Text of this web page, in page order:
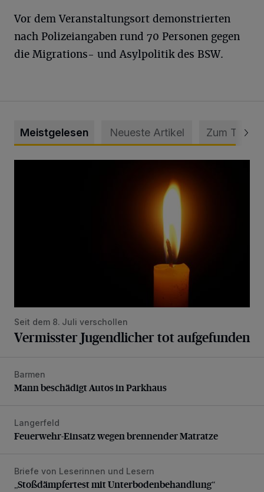
Vor dem Veranstaltungsort demonstrierten
nach Polizeiangaben rund 70 Personen gegen
die Migrations- und Asylpolitik des BSW.
Meistgelesen Neueste Artikel Zum Thema
Seit dem 8. Juli verschollen
Vermisster Jugendlicher tot aufgefunden
Mann beschädigt Autos in Parkhaus
Barmen
Mann beschädigt Autos in Parkhaus
Feuerwehr-Einsatz wegen brennender Matratze
Langerfeld
Feuerwehr-Einsatz wegen brennender Matratze
„Stoßdämpfertest mit Unterbodenbehandlung“
Briefe von Leserinnen und Lesern
„Stoßdämpfertest mit Unterbodenbehandlung“